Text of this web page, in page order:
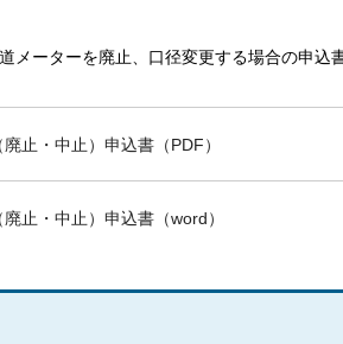
メーターを廃止、口径変更する場合の申込
止・中止）申込書（PDF）
止・中止）申込書（word）